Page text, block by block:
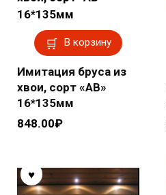
В корзину
Имитация бруса из
хвои, сорт «АВ»
16*135мм
848.00₽